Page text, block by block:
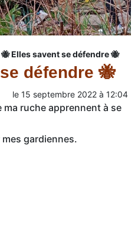
🐝 Elles savent se défendre 🐝
défendre 🐝
le 15 septembre 2022 à 12:04
ruche apprennent à se
gardiennes.